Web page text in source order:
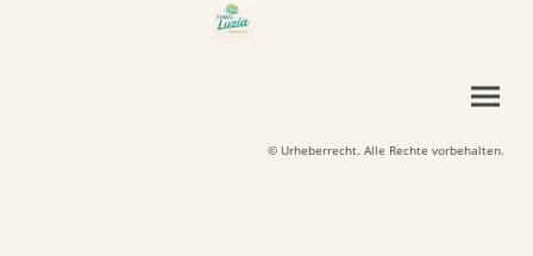
© Urheberrecht. Alle Rechte vorbehalten.